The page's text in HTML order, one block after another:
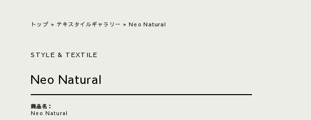
トップ » テキスタイルギャラリー »Neo Natural
STYLE & TEXTILE
Neo Natural
商品名：
Neo Natural